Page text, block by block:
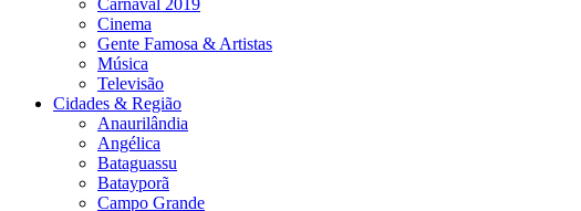
Carnaval 2019
Cinema
Gente Famosa & Artistas
Música
Televisão
Cidades & Região
Anaurilândia
Angélica
Bataguassu
Batayporã
Campo Grande